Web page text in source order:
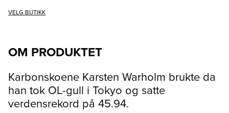
VELG BUTIKK
OM PRODUKTET
Karbonskoene Karsten Warholm brukte da
han tok OL-gull i Tokyo og satte
verdensrekord på 45.94.